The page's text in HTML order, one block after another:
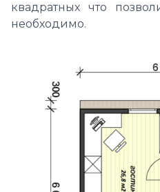
квадратных что
необходимо.